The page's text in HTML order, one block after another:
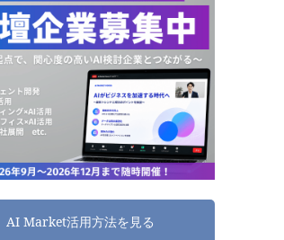
AI Market活用方法を見る